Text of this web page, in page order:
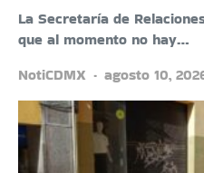
La Secretaría de
que al momento no hay…
NotiCDMX
agosto 10,